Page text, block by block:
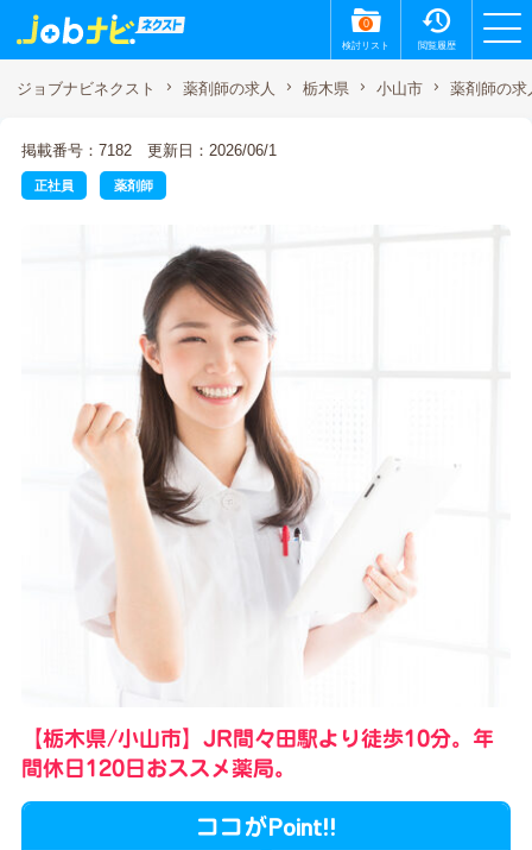
0
検討リスト 閲覧履歴
ジョブナビネクスト 薬剤師の求人 栃木県 小山市 薬剤師の求
掲載番号：7182 更新日：2026/06/1
正社員 薬剤師
【栃木県/小山市】JR間々田駅より徒歩10分。年
間休日120日おススメ薬局。
ココがPoint!!